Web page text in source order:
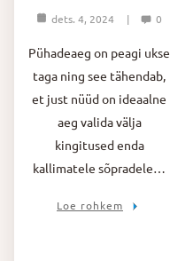
dets. 4, 2024 0
Pühadeaeg on peagi ukse
taga ning see tähendab,
et just nüüd on ideaalne
aeg valida välja
kingitused enda
kallimatele sõpradele…
Loe rohkem